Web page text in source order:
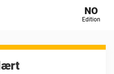
NO
Edition